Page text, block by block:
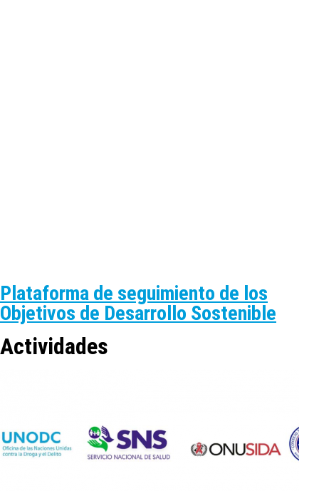
Plataforma de seguimiento de los
Objetivos de Desarrollo Sostenible
Actividades